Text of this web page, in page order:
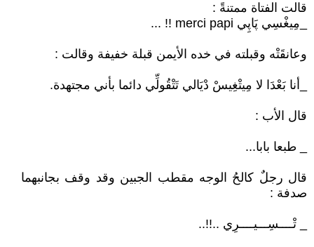
قالت الفتاة ممتنةً :
_مِيغْسِي پَاپِي merci papi !! ...
وعانقَتْه وقبلته في خده الأيمن قبلة خفيفة وقالت :
_أنا بَعْدَا لا مِيتْغِيسْ دْيَالي تَتْقُولِّي دائما بأني مجتهدة.
قال الأب :
_ طبعا بابا...
قال رجلٌ كالحُ الوجه مقطب الجبين وقد وقف بجانبهما
صدفة :
_ تْــــسِـــيــــرِي ..!!..